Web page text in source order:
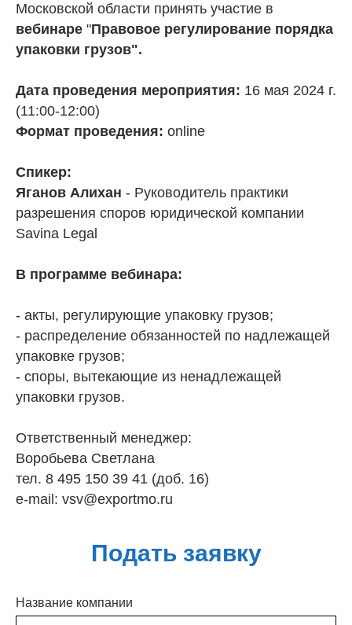
Московской области принять участие в
вебинаре "Правовое регулирование порядка
упаковки грузов".
Дата проведения мероприятия: 16 мая 2024 г.
(11:00-12:00)
Формат проведения: online
Спикер:
Яганов Алихан - Руководитель практики
разрешения споров юридической компании
Savina Legal
В программе вебинара:
- акты, регулирующие упаковку грузов;
- распределение обязанностей по надлежащей
упаковке грузов;
- споры, вытекающие из ненадлежащей
упаковки грузов.
Ответственный менеджер:
Воробьева Светлана
тел. 8 495 150 39 41 (доб. 16)
e-mail: vsv@exportmo.ru
Подать заявку
Название компании